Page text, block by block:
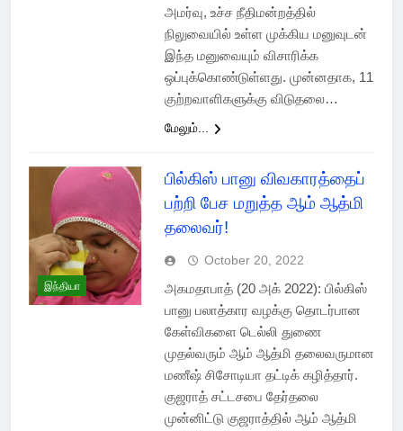
அமர்வு, உச்ச நீதிமன்றத்தில்
நிலுவையில் உள்ள முக்கிய மனுவுடன்
இந்த மனுவையும் விசாரிக்க
ஒப்புக்கொண்டுள்ளது. முன்னதாக, 11
குற்றவாளிகளுக்கு விடுதலை…
மேலும்...
இந்தியா
பில்கிஸ் பானு விவகாரத்தைப்
பற்றி பேச மறுத்த ஆம் ஆத்மி
தலைவர்!
October 20, 2022
அகமதாபாத் (20 அக் 2022): பில்கிஸ்
பானு பலாத்கார வழக்கு தொடர்பான
கேள்விகளை டெல்லி துணை
முதல்வரும் ஆம் ஆத்மி தலைவருமான
மணீஷ் சிசோடியா தட்டிக் கழித்தார்.
குஜராத் சட்டசபை தேர்தலை
முன்னிட்டு குஜராத்தில் ஆம் ஆத்மி